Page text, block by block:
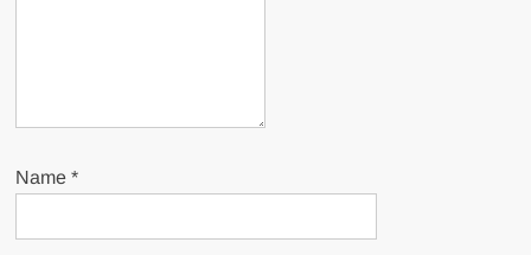
Name*